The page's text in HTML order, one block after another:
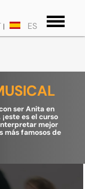
ES
ser Anita en
¡este es el curso
mejor
más famosos de